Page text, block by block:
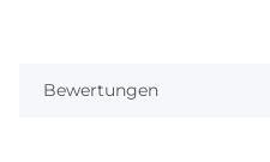
Bewertungen